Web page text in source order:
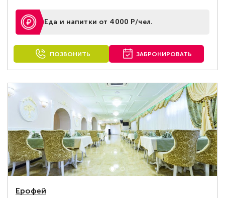
Еда и напитки от 4000 Р/чел.
ПОЗВОНИТЬ ЗАБРОНИРОВАТЬ
Ерофей